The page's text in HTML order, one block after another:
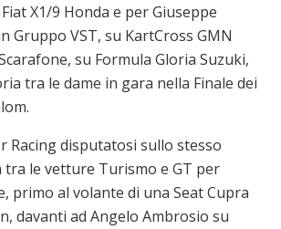
X1/9 Honda e per Giuseppe
Gruppo VST, su KartCross GMN
su Formula Gloria Suzuki,
tra le dame in gara nella Finale dei
Racing disputatosi sullo stesso
le vetture Turismo e GT per
primo al volante di una Seat Cupra
davanti ad Angelo Ambrosio su